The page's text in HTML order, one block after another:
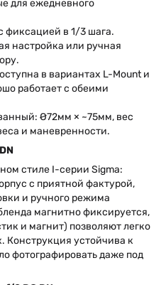
для ежедневного
фиксацией в 1/3 шага.
настройка или ручная
в вариантах L-Mount и
работает с обеими
Ø72мм × ~75мм, вес
и маневренности.
стиле I-серии Sigma:
с приятной фактурой,
и ручного режима
магнитно фиксируется,
и магнит) позволяют легко
Конструкция устойчива к
фотографировать даже под